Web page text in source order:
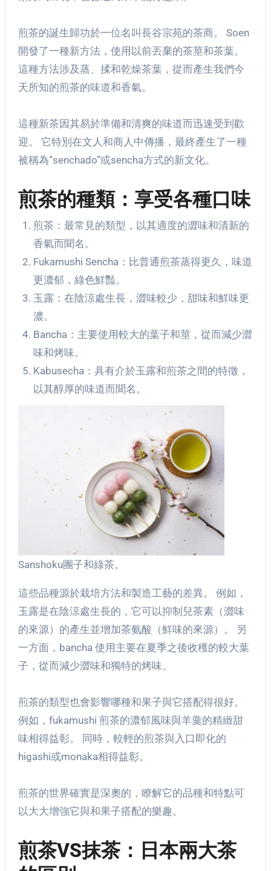
煎茶的誕生歸功於一位名叫長谷宗苑的茶商。 Soen
開發了一種新方法，使用以前丟棄的茶莖和茶葉。
這種方法涉及蒸、揉和乾燥茶葉，從而產生我們今
天所知的煎茶的味道和香氣。
這種新茶因其易於準備和清爽的味道而迅速受到歡
迎。 它特別在文人和商人中傳播，最終產生了一種
被稱為“senchado”或sencha方式的新文化。
煎茶的種類：享受各種口味
煎茶：最常見的類型，以其適度的澀味和清新的
香氣而聞名。
Fukamushi Sencha：比普通煎茶蒸得更久，味道
更濃郁，綠色鮮豔。
玉露：在陰涼處生長，澀味較少，甜味和鮮味更
濃。
Bancha：主要使用較大的葉子和莖，從而減少澀
味和烤味。
Kabusecha：具有介於玉露和煎茶之間的特徵，
以其醇厚的味道而聞名。
Sanshoku團子和綠茶。
這些品種源於栽培方法和製造工藝的差異。 例如，
玉露是在陰涼處生長的，它可以抑制兒茶素（澀味
的來源）的產生並增加茶氨酸（鮮味的來源）。 另
一方面，bancha 使用主要在夏季之後收穫的較大葉
子，從而減少澀味和獨特的烤味。
煎茶的類型也會影響哪種和果子與它搭配得很好。
例如，fukamushi 煎茶的濃郁風味與羊羹的精緻甜
味相得益彰。 同時，較輕的煎茶與入口即化的
higashi或monaka相得益彰。
煎茶的世界確實是深奧的，瞭解它的品種和特點可
以大大增強它與和果子搭配的樂趣。
煎茶VS抹茶：日本兩大茶